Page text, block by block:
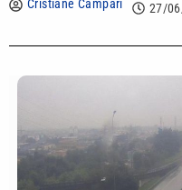
Cristiane Campari 27/